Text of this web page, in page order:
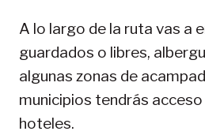
A lo largo de la ruta vas a
guardados o libres,
algunas zonas de
municipios tendrás
hoteles.